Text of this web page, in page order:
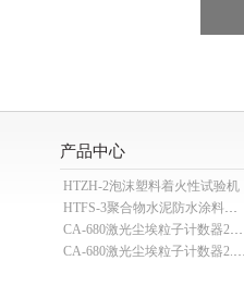
产品中心
HTZH-2泡沫塑料着火性试验机
HTFS-3聚合物水泥防水涂料分散机
CA-680激光尘埃粒子计数器28.3L
CA-680激光尘埃粒子